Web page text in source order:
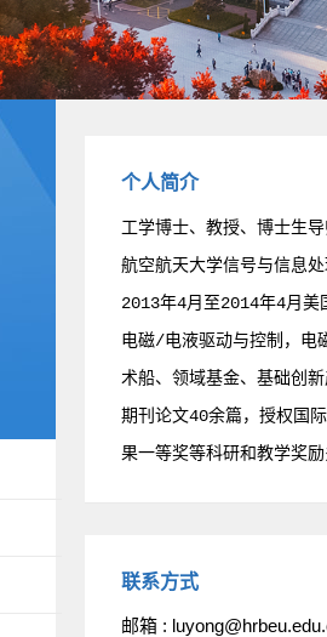
个人简介
工学博士、教授、博士生
航空航天大学信号与信息
2013年4月至2014年4月美
电磁/电液驱动与控制，电
术船、领域基金、基础创
期刊论文40余篇，授权国
果一等奖等科研和教学奖励
联系方式
邮箱 :